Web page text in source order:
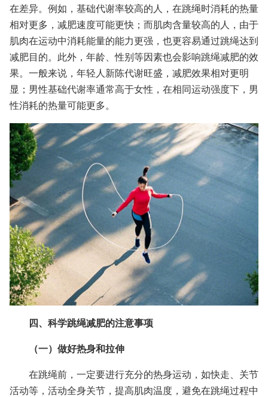
在差异。例如，基础代谢率较高的人，在跳绳时消耗的热量
相对更多，减肥速度可能更快；而肌肉含量较高的人，由于
肌肉在运动中消耗能量的能力更强，也更容易通过跳绳达到
减肥目的。此外，年龄、性别等因素也会影响跳绳减肥的效
果。一般来说，年轻人新陈代谢旺盛，减肥效果相对更明
显；男性基础代谢率通常高于女性，在相同运动强度下，男
性消耗的热量可能更多。
四、科学跳绳减肥的注意事项
（一）做好热身和拉伸
在跳绳前，一定要进行充分的热身运动，如快走、关节
活动等，活动全身关节，提高肌肉温度，避免在跳绳过程中